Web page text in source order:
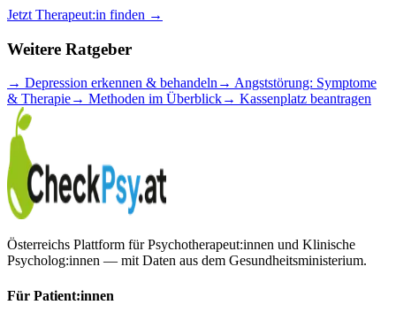
Jetzt Therapeut:in finden →
Weitere Ratgeber
→ Depression erkennen & behandeln→ Angststörung: Symptome
& Therapie→ Methoden im Überblick→ Kassenplatz beantragen
Österreichs Plattform für Psychotherapeut:innen und Klinische
Psycholog:innen — mit Daten aus dem Gesundheitsministerium.
Für Patient:innen